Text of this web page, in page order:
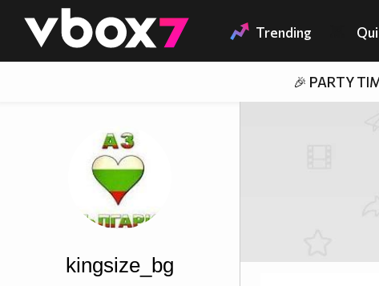
👾 Trending
🎉 PARTY
kingsize_bg